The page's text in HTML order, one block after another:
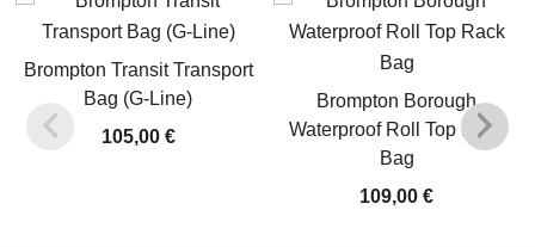
Brompton Transit Transport
Bag (G-Line)
105,00 €
Brompton Borough
Waterproof Roll Top Rack
Bag
109,00€